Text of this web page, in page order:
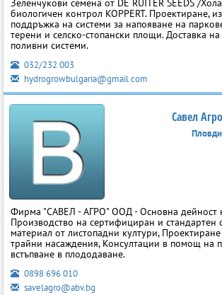
Зеленчукови семена от DE RUITER SEEDS /
биологичен контрол KOPPERT. Проектиране,
поддръжка на системи за напояване на
терени и селско-стопански площи. Доставка
поливни системи.
032/232 003
hydrogrowbulgaria@gmail.com
Савел
Фирма "САВЕЛ - АГРО" ООД - Основна дейност
Производство на сертифициран и стандартен
материал от листопадни култури,
трайни насаждения, Консултации в помощ на
встъпванe в плододаване.
0898 696 010
savelagro@abv.bg